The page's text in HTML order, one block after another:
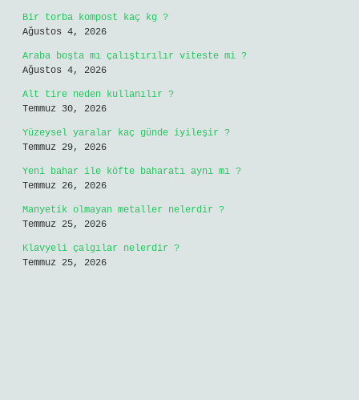
Bir torba kompost kaç kg ?
Ağustos 4, 2026
Araba boşta mı çalıştırılır viteste mi ?
Ağustos 4, 2026
Alt tire neden kullanılır ?
Temmuz 30, 2026
Yüzeysel yaralar kaç günde iyileşir ?
Temmuz 29, 2026
Yeni bahar ile köfte baharatı aynı mı ?
Temmuz 26, 2026
Manyetik olmayan metaller nelerdir ?
Temmuz 25, 2026
Klavyeli çalgılar nelerdir ?
Temmuz 25, 2026